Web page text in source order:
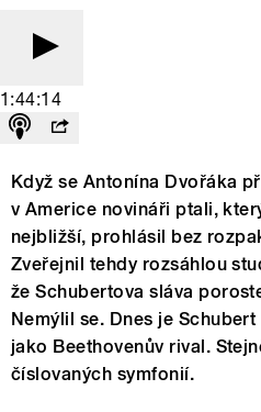
1:44:14
Když se Antonína Dvořáka
v Americe novináři ptali,
nejbližší, prohlásil bez
Zveřejnil tehdy rozsáhlou
že Schubertova sláva
Nemýlil se. Dnes je
jako Beethovenův rival.
číslovaných symfonií.